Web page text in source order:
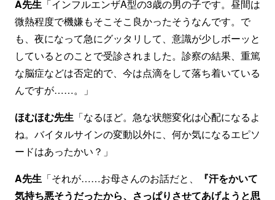
A先生 「インフルエンザA型の3歳の男の子です。昼間は
微熱程度で機嫌もそこそこ良かったそうなんです。で
も、夜になって急にグッタリして、意識が少しボーッと
しているとのことで受診されました。診察の結果、重篤
な脳症などは否定的で、今は点滴をして落ち着いている
んですが……。」
ほむほむ先生 「なるほど。急な状態変化は心配になるよ
ね。バイタルサインの変動以外に、何か気になるエピソ
ードはあったかい？」
A先生 「それが……お母さんのお話だと、
『汗をかいて
気持ち悪そうだったから、さっぱりさせてあげようと思